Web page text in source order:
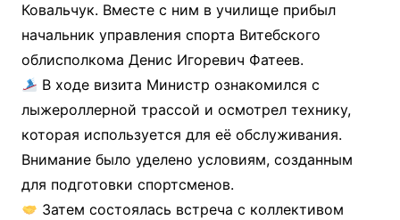
Ковальчук. Вместе с ним в училище прибыл
начальник управления спорта Витебского
облисполкома Денис Игоревич Фатеев.
В ходе визита Министр ознакомился с
лыжероллерной трассой и осмотрел технику,
которая используется для её обслуживания.
Внимание было уделено условиям, созданным
для подготовки спортсменов.
Затем состоялась встреча с коллективом